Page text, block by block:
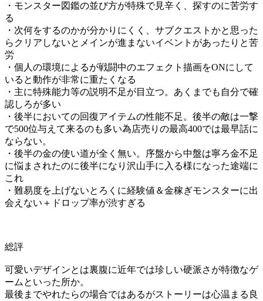
・モンスター図鑑の並び方が特殊で見辛く、探すのに苦労す
る
・次何をするのかが分かりにくく、サブクエストかと思った
らクリアしないとメインが進まないイベントがあったりと苦
労
・個人の環境によるが戦闘中のエフェクト描画をONにして
いると動作が非常に重たくなる
・主に特殊能力等の説明不足が目立つ。あくまでも自分で確
認しろが多い
・後半においての回復アイテムの性能不足。後半の敵は一撃
で500位与えて来るのも多い為店売りの最高400では最早話に
ならない。
・後半の金の使い道が全く無い。序盤から中盤は寧ろ金不足
に悩まされたのに後半になり沢山手に入る様になった途端に
これ
・難易度を上げないとろくに経験値＆金稼ぎモンスターに出
会えない＋ドロップ率が渋すぎる
総評
可愛いデザインとは裏腹に近年では珍しい硬派さが特徴なゲ
ームといった所か。
最後までやれたらの場合ではあるがストーリーは心温まる良